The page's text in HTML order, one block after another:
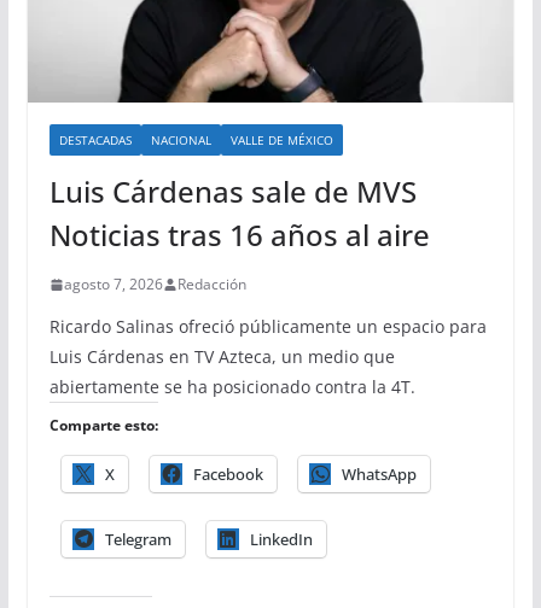
DESTACADAS NACIONAL VALLE DE MÉXICO
Luis Cárdenas sale de MVS
Noticias tras 16 años al aire
agosto 7, 2026 Redacción
Ricardo Salinas ofreció públicamente un espacio para
Luis Cárdenas en TV Azteca, un medio que
abiertamente se ha posicionado contra la 4T.
Comparte esto:
X Facebook WhatsApp
Telegram LinkedIn